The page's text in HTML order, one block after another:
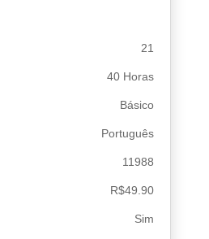
21
40 Horas
Básico
Português
11988
R$49.90
Sim